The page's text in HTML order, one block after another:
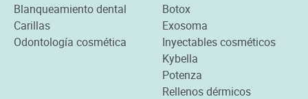
Blanqueamiento dental
Carillas
Odontología cosmética
Botox
Exosoma
Inyectables cosméticos
Kybella
Potenza
Rellenos dérmicos